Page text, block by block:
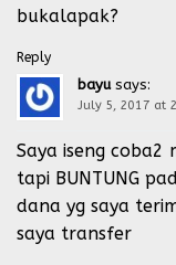
bukalapak?
Reply
bayu says:
July 5, 2017 at
Saya iseng
tapi BUNTUNG
dana yg saya
saya transfer